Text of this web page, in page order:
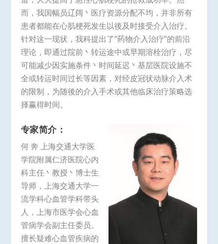
而，我国幅员辽阔丶医疗资源分配不均，并非所有
患者都能在心肌梗死发生以後及时接受介入治疗。
针对这一现状，我科提出了“药物介入治疗”的前沿
理论，即通过院前丶转运途中或早期溶栓治疗，尽
可能减少因实施条件丶时间延迟丶基层医院设施不
全或转运时间过长等因素，对经皮冠状动脉介入术
的限制，为随後的介入手术或其他临床治疗策略选
择赢得时间。
专家简介：
何 奔 上海交通大学医
学院附属仁济医院心内
科主任丶教授丶博士生
导师，上海交通大学一
流学科心血管学科带头
人，上海市医学会心血
管病学会副主任委员。
擅长疑难心血管疾病的